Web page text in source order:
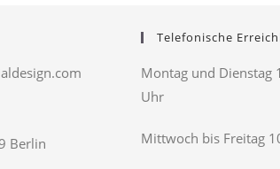
Berlin
Telefonische
Montag und Dienstag
Uhr
Mittwoch bis Freitag